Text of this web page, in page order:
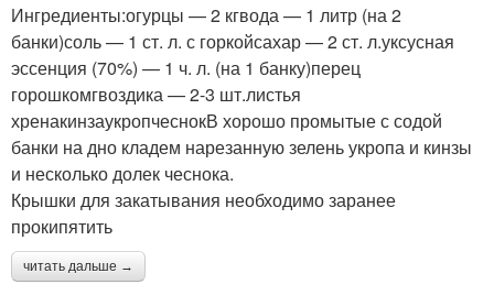
Ингредиенты:огурцы — 2 кгвода — 1 литр (на 2
банки)соль — 1 ст. л. с горкойсахар — 2 ст. л.уксусная
эссенция (70%) — 1 ч. л. (на 1 банку)перец
горошкомгвоздика — 2-3 шт.листья
хренакинзаукропчеснокВ хорошо промытые с содой
банки на дно кладем нарезанную зелень укропа и кинзы
и несколько долек чеснока.
Крышки для закатывания необходимо заранее
прокипятить
читать дальше →